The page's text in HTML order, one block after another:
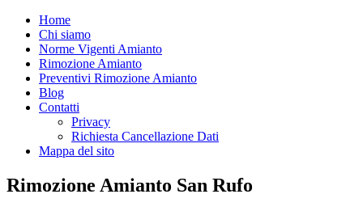
Home
Chi siamo
Norme Vigenti Amianto
Rimozione Amianto
Preventivi Rimozione Amianto
Blog
Contatti
Privacy
Richiesta Cancellazione Dati
Mappa del sito
Rimozione Amianto San Rufo